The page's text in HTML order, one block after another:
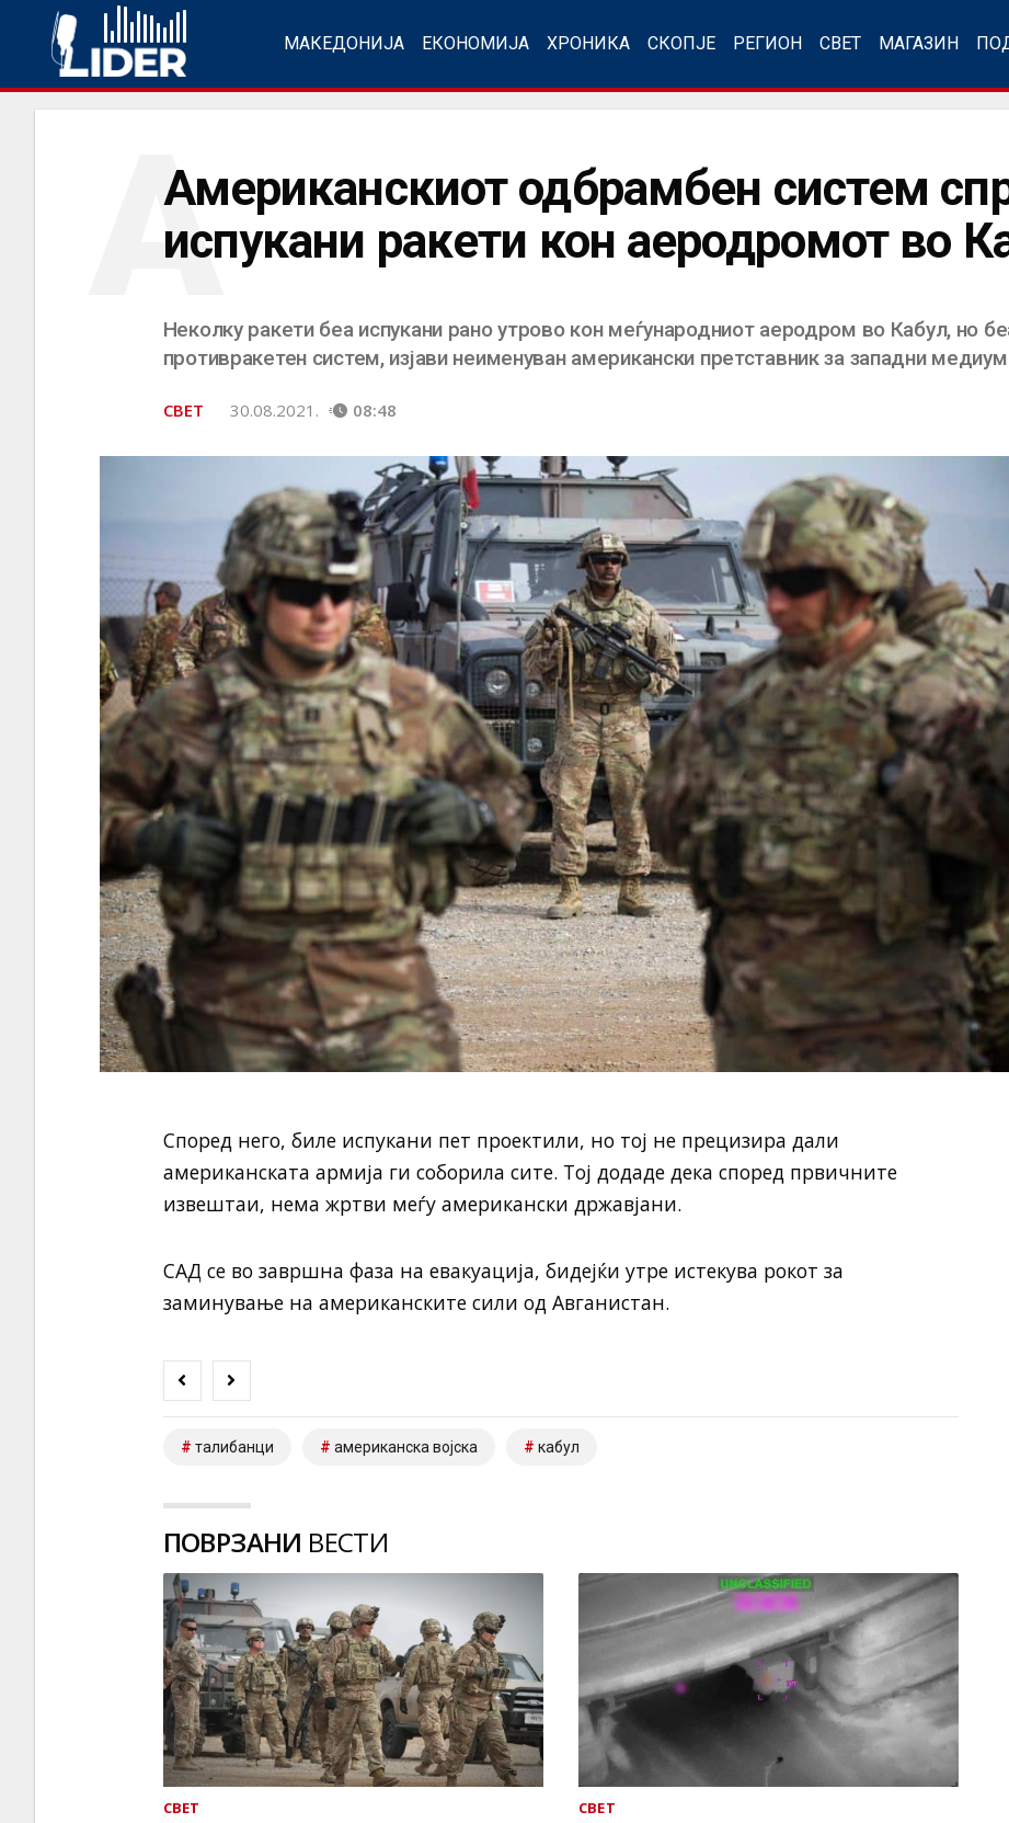
МАКЕДОНИЈА ЕКОНОМИЈА ХРОНИКА СКОПЈЕ РЕГИОН СВЕТ МАГАЗИН
Американскиот одбрамбен систем
испукани ракети кон аеродромот во
А
Неколку ракети беа испукани рано утрово кон меѓународниот аеродром во Кабул, но
противракетен систем, изјави неименуван американски претставник за западни
СВЕТ 30.08.2021. 08:48
Според него, биле испукани пет проектили, но тој не прецизира дали
американската армија ги соборила сите. Тој додаде дека според првичните
извештаи, нема жртви меѓу американски државјани.
САД се во завршна фаза на евакуација, бидејќи утре истекува рокот за
заминување на американските сили од Авганистан.
талибанци американска војска кабул
ПОВРЗАНИ ВЕСТИ
СВЕТ СВЕТ